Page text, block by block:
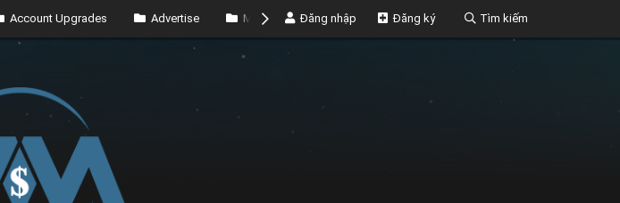
Account Upgrades Advertise Marketplace Money
Đăng nhập Đăng ký Tìm kiếm